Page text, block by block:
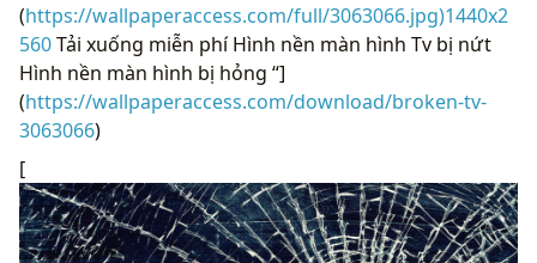
(https://wallpaperaccess.com/full/3063066.jpg)1440x2
560Tải xuống miễn phí Hình nền màn hình Tv bị nứt
Hình nền màn hình bị hỏng “]
(https://wallpaperaccess.com/download/broken-tv-
3063066)
[